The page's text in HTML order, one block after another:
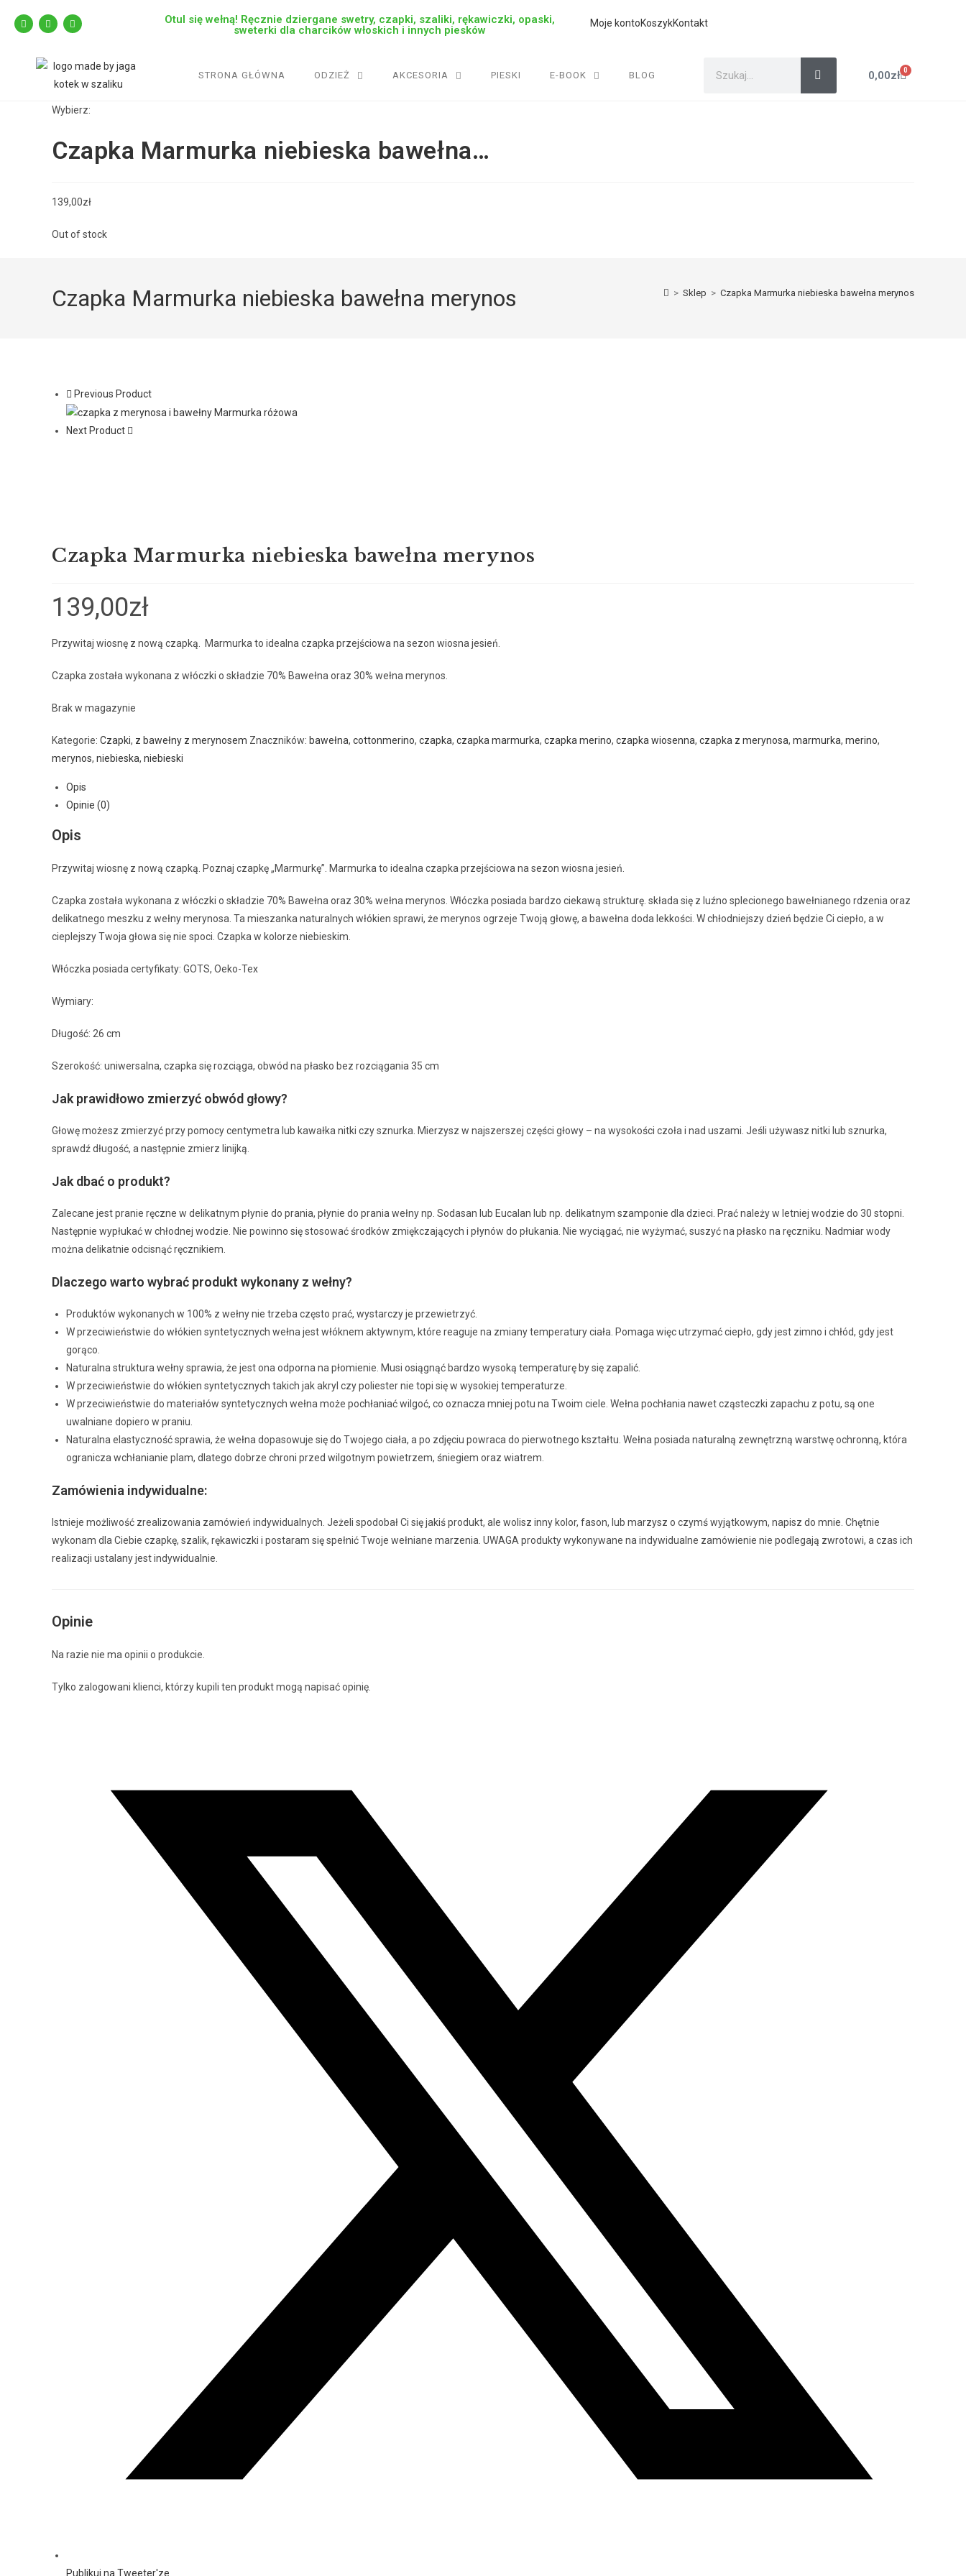
Otul się wełną! Ręcznie dziergane swetry, czapki, szaliki, rękawiczki, opaski,
sweterki dla charcików włoskich i innych piesków
Moje kontoKoszykKontakt
STRONA GŁÓWNA ODZIEŻ AKCESORIA PIESKI E-BOOK BLOG 0,00zł 0
Wybierz:
Czapka Marmurka niebieska bawełna…
139,00zł
Out of stock
Czapka Marmurka niebieska bawełna merynos > Sklep > Czapka Marmurka niebieska bawełna merynos
Previous Product
Next Product
Czapka Marmurka niebieska bawełna merynos
139,00zł
Przywitaj wiosnę z nową czapką. Marmurka to idealna czapka przejściowa na sezon wiosna jesień.
Czapka została wykonana z włóczki o składzie 70% Bawełna oraz 30% wełna merynos.
Brak w magazynie
Kategorie: Czapki, z bawełny z merynosem Znaczników: bawełna, cottonmerino, czapka, czapka marmurka, czapka merino, czapka wiosenna, czapka z merynosa, marmurka, merino,
merynos, niebieska, niebieski
Opis
Opinie (0)
Opis
Przywitaj wiosnę z nową czapką. Poznaj czapkę „Marmurkę”. Marmurka to idealna czapka przejściowa na sezon wiosna jesień.
Czapka została wykonana z włóczki o składzie 70% Bawełna oraz 30% wełna merynos. Włóczka posiada bardzo ciekawą strukturę. składa się z luźno splecionego bawełnianego rdzenia oraz
delikatnego meszku z wełny merynosa. Ta mieszanka naturalnych włókien sprawi, że merynos ogrzeje Twoją głowę, a bawełna doda lekkości. W chłodniejszy dzień będzie Ci ciepło, a w
cieplejszy Twoja głowa się nie spoci. Czapka w kolorze niebieskim.
Włóczka posiada certyfikaty: GOTS, Oeko-Tex
Wymiary:
Długość: 26 cm
Szerokość: uniwersalna, czapka się rozciąga, obwód na płasko bez rozciągania 35 cm
Jak prawidłowo zmierzyć obwód głowy?
Głowę możesz zmierzyć przy pomocy centymetra lub kawałka nitki czy sznurka. Mierzysz w najszerszej części głowy – na wysokości czoła i nad uszami. Jeśli używasz nitki lub sznurka,
sprawdź długość, a następnie zmierz linijką.
Jak dbać o produkt?
Zalecane jest pranie ręczne w delikatnym płynie do prania, płynie do prania wełny np. Sodasan lub Eucalan lub np. delikatnym szamponie dla dzieci. Prać należy w letniej wodzie do 30 stopni.
Następnie wypłukać w chłodnej wodzie. Nie powinno się stosować środków zmiękczających i płynów do płukania. Nie wyciągać, nie wyżymać, suszyć na płasko na ręczniku. Nadmiar wody
można delikatnie odcisnąć ręcznikiem.
Dlaczego warto wybrać produkt wykonany z wełny?
Produktów wykonanych w 100% z wełny nie trzeba często prać, wystarczy je przewietrzyć.
W przeciwieństwie do włókien syntetycznych wełna jest włóknem aktywnym, które reaguje na zmiany temperatury ciała. Pomaga więc utrzymać ciepło, gdy jest zimno i chłód, gdy jest
gorąco.
Naturalna struktura wełny sprawia, że jest ona odporna na płomienie. Musi osiągnąć bardzo wysoką temperaturę by się zapalić.
W przeciwieństwie do włókien syntetycznych takich jak akryl czy poliester nie topi się w wysokiej temperaturze.
W przeciwieństwie do materiałów syntetycznych wełna może pochłaniać wilgoć, co oznacza mniej potu na Twoim ciele. Wełna pochłania nawet cząsteczki zapachu z potu, są one
uwalniane dopiero w praniu.
Naturalna elastyczność sprawia, że wełna dopasowuje się do Twojego ciała, a po zdjęciu powraca do pierwotnego kształtu. Wełna posiada naturalną zewnętrzną warstwę ochronną, która
ogranicza wchłanianie plam, dlatego dobrze chroni przed wilgotnym powietrzem, śniegiem oraz wiatrem.
Zamówienia indywidualne:
Istnieje możliwość zrealizowania zamówień indywidualnych. Jeżeli spodobał Ci się jakiś produkt, ale wolisz inny kolor, fason, lub marzysz o czymś wyjątkowym, napisz do mnie. Chętnie
wykonam dla Ciebie czapkę, szalik, rękawiczki i postaram się spełnić Twoje wełniane marzenia. UWAGA produkty wykonywane na indywidualne zamówienie nie podlegają zwrotowi, a czas ich
realizacji ustalany jest indywidualnie.
Opinie
Na razie nie ma opinii o produkcie.
Tylko zalogowani klienci, którzy kupili ten produkt mogą napisać opinię.
Publikuj na Tweeter'ze